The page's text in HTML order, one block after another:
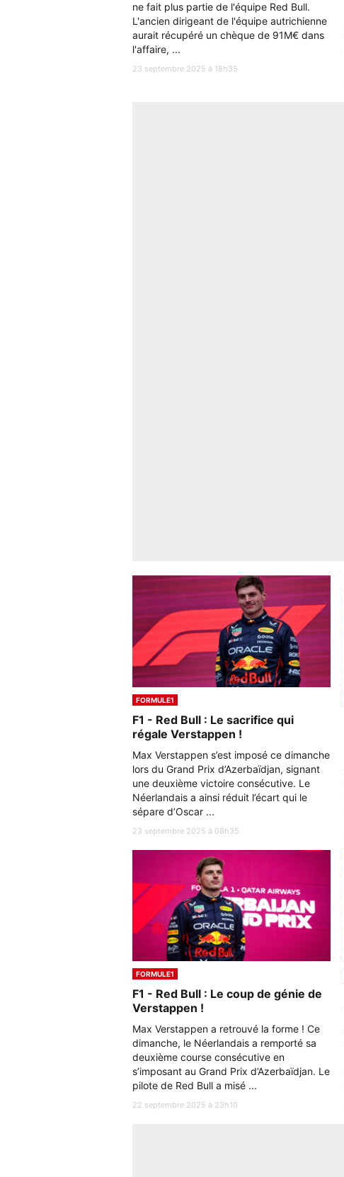
ne fait plus partie de l'équipe Red Bull.
L'ancien dirigeant de l'équipe autrichienne
aurait récupéré un chèque de 91M€ dans
l'affaire, ...
23 septembre 2025 à 18h35
FORMULE1
F1 - Red Bull : Le sacrifice qui
régale Verstappen !
Max Verstappen s’est imposé ce dimanche
lors du Grand Prix d’Azerbaïdjan, signant
une deuxième victoire consécutive. Le
Néerlandais a ainsi réduit l’écart qui le
sépare d’Oscar ...
23 septembre 2025 à 08h35
FORMULE1
F1 - Red Bull : Le coup de génie de
Verstappen !
Max Verstappen a retrouvé la forme ! Ce
dimanche, le Néerlandais a remporté sa
deuxième course consécutive en
s’imposant au Grand Prix d’Azerbaïdjan. Le
pilote de Red Bull a misé ...
22 septembre 2025 à 23h10